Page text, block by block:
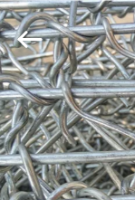
বাড়ি
পণ্য
Metal
Wire
Mesh
Products
Co.,
Ltd..
All
Rights
Reserved.